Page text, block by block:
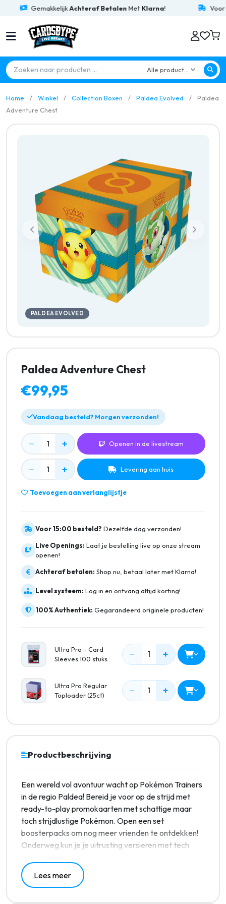
GemakkelijkAchteraf BetalenMetKlarna! Voor15:00
Alle producten
Home Winkel Collection Boxen Paldea Evolved
Paldea
Adventure Chest
PALDEA EVOLVED
Paldea Adventure Chest
€99,95
Vandaag besteld? Morgen verzonden!
− 1 + Openen in de livestream
− 1 + Levering aan huis
Toevoegen aan verlanglijstje
Voor 15:00 besteld? Dezelfde dag verzonden!
Live Openings: Laat je bestelling live op onze stream
openen!
Achteraf betalen: Shop nu, betaal later met Klarna!
Level systeem: Log in en ontvang altijd korting!
100% Authentiek: Gegarandeerd originele producten!
Ultra Pro – Card
Sleeves 100 stuks
− 1 +
Ultra Pro Regular
Toploader (25ct)
− 1 +
Productbeschrijving
Een wereld vol avontuur wacht op Pokémon Trainers
in de regio Paldea! Bereid je voor op de strijd met
ready-to-play promokaarten met schattige maar
toch strijdlustige Pokémon. Open een set
boosterpacks om nog meer vrienden te ontdekken!
Onderweg kun je je uitrusting versieren met tech
portfolio en een je eigen squishy Pikachu knuffelen!
Lees meer